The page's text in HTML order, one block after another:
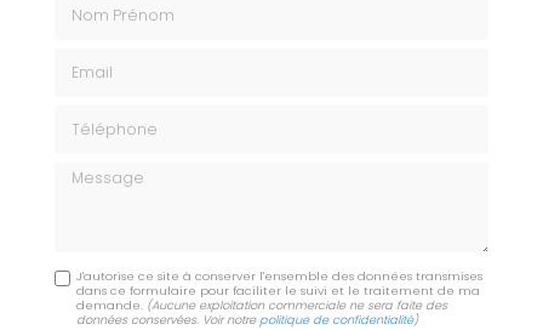
Message
J'autorise ce site à conserver l'ensemble des données transmises
dans ce formulaire pour faciliter le suivi et le traitement de ma
demande. (Aucune exploitation commerciale ne sera faite des
données conservées. Voir notre politique de confidentialité)